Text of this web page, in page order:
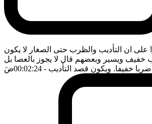
على ان التأديب والظرب حتى الصغار لا يكون
خفيف ويسير وبعضهم قال لا يجوز بالعصا بل
ضربا خفيفا. ويكون قصد التأديب - 00:02:24 ضَ